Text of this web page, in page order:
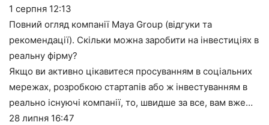
1 серпня 12:13
Повний огляд компанії Maya Group (відгуки та
рекомендації). Скільки можна заробити на інвестиціях в
реальну фірму?
Якщо ви активно цікавитеся просуванням в соціальних
мережах, розробкою стартапів або ж інвестуванням в
реально існуючі компанії, то, швидше за все, вам вже…
28 липня 16:47